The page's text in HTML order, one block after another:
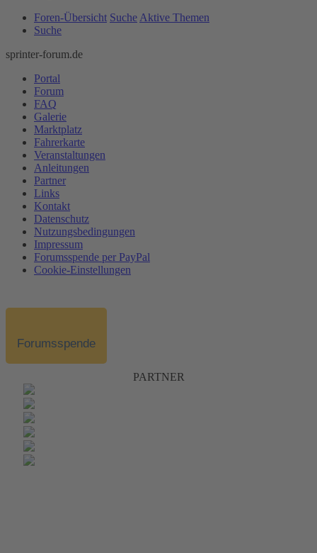
Foren-Übersicht Suche Aktive Themen
Suche
sprinter-forum.de
Portal
Forum
FAQ
Galerie
Marktplatz
Fahrerkarte
Veranstaltungen
Anleitungen
Partner
Links
Kontakt
Datenschutz
Nutzungsbedingungen
Impressum
Forumsspende per PayPal
Cookie-Einstellungen
Forumsspende
PARTNER